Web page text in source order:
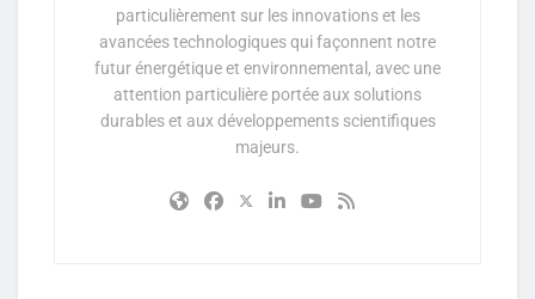
particulièrement sur les innovations et les
avancées technologiques qui façonnent notre
futur énergétique et environnemental, avec une
attention particulière portée aux solutions
durables et aux développements scientifiques
majeurs.